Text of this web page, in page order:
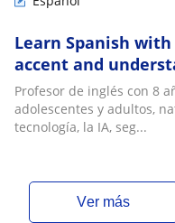
Learn Spanish
accent and
Profesor de inglés con 8
adolescentes y adultos,
tecnología, la IA, seg...
ver más